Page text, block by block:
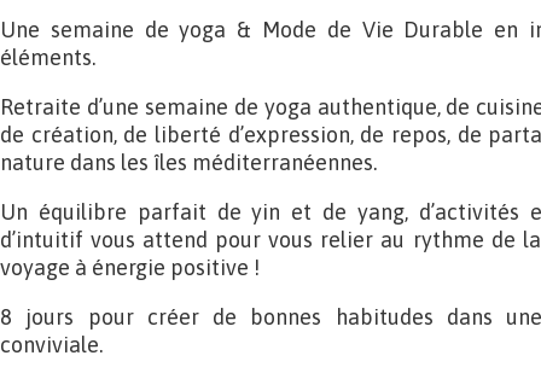
Une semaine de yoga & Mode de Vie Durable en
éléments.
Retraite d’une semaine de yoga authentique, de
de création, de liberté d’expression, de repos, de
nature dans les îles méditerranéennes.
Un équilibre parfait de yin et de yang, d’activités
d’intuitif vous attend pour vous relier au rythme de
voyage à énergie positive !
8 jours pour créer de bonnes habitudes dans
conviviale.